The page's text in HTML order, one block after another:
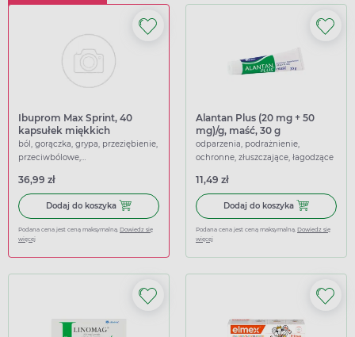
Ibuprom Max Sprint, 40
kapsułek miękkich
ból, gorączka, grypa, przeziębienie,
przeciwbólowe,
36,99 zł
Dodaj do koszyka Dodaj do koszyka Ibuprom Max Sprint, 40 kapsułek
Podana cena jest ceną maksymalną. Dowiedz się
więcej
Alantan Plus (20 mg + 50
mg)/g, maść, 30 g
odparzenia, podrażnienie,
ochronne, złuszczające, łagodzące
11,49 zł
Dodaj do koszyka Dodaj do
Podana cena jest ceną maksymalną. Dowiedz się
więcej